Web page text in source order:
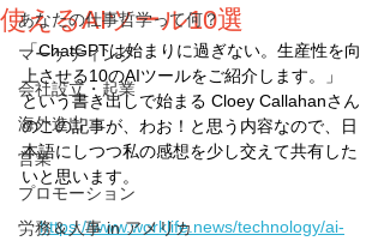
あなたの仕事哲学って何？
マーケティング
会社設立・起業
海外進出
営業
プロモーション
労務＆人事 in アメリカ
使えるAIツール10選
「ChatGPTは始まりに過ぎない。生産性を向
上させる10のAIツールをご紹介します。」
という書き出しで始まる Cloey Callahanさん
のこの記事が、わお！と思う内容なので、日
本語にしつつ私の感想を少し交えて共有した
いと思います。
https://www.worklife.news/technology/ai-